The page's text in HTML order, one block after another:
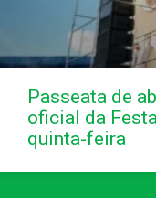
Passeata de
oficial da
quinta-feira